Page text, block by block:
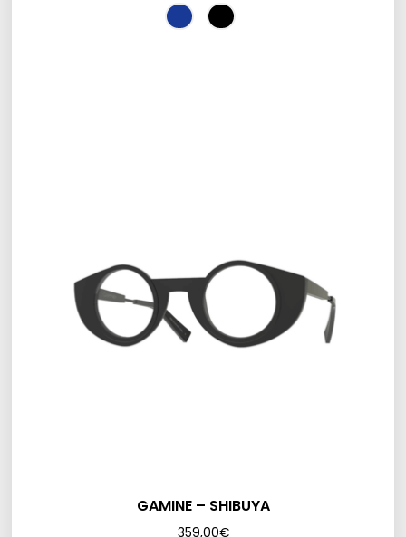
GAMINE – SHIBUYA
359,00€